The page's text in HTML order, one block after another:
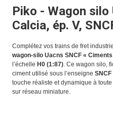
Piko - Wagon silo
Calcia, ép. V,
Complétez vos trains de fret
wagon‑silo Uacns SNCF «
l’échelle H0 (1:87). Ce wagon silo,
ciment utilisé sous l’enseigne SNCF
touche réaliste et dynamique à
sur réseau miniature.